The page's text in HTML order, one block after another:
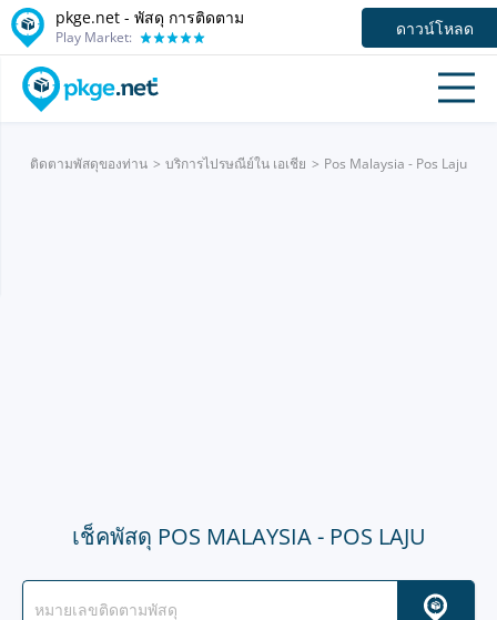
pkge.net - พัสดุ การติดตาม
Play Market: ดาวน์โหลด
ติดตามพัสดุของท่าน บริการไปรษณีย์ใน เอเชีย Pos Malaysia - Pos Laju
เช็คพัสดุ POS MALAYSIA - POS LAJU